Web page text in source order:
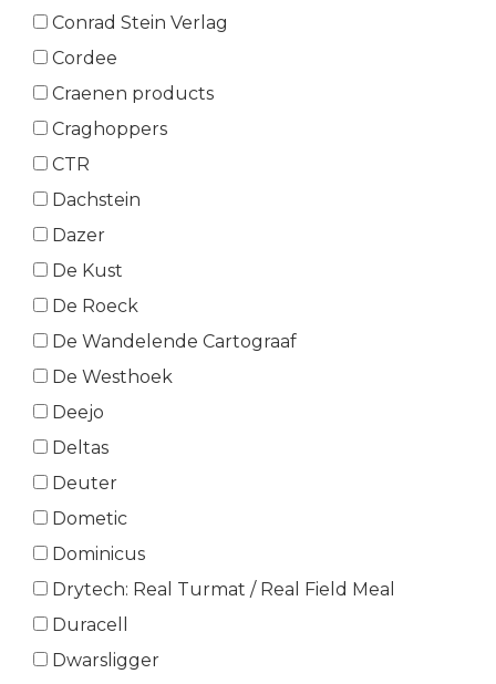
Conrad Stein Verlag
Cordee
Craenen products
Craghoppers
CTR
Dachstein
Dazer
De Kust
De Roeck
De Wandelende Cartograaf
De Westhoek
Deejo
Deltas
Deuter
Dometic
Dominicus
Drytech: Real Turmat / Real Field Meal
Duracell
Dwarsligger